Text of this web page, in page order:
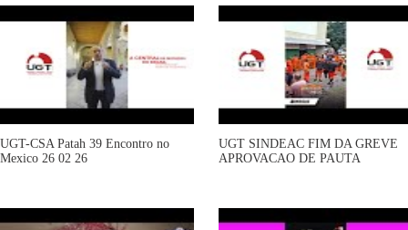
UGT-CSA Patah 39 Encontro no
Mexico 26 02 26
UGT SINDEAC FIM DA GREVE
APROVACAO DE PAUTA